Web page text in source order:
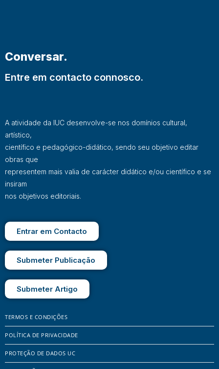
Conversar.
Entre em contacto connosco.
A atividade da IUC desenvolve-se nos domínios cultural,
artístico,
científico e pedagógico-didático, sendo seu objetivo editar
obras que
representem mais valia de carácter didático e/ou científico e se
insiram
nos objetivos editoriais.
Entrar em Contacto
Submeter Publicação
Submeter Artigo
TERMOS E CONDIÇÕES
POLÍTICA DE PRIVACIDADE
PROTEÇÃO DE DADOS UC